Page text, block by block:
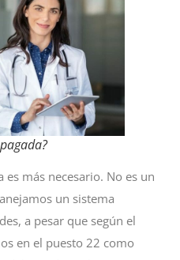
es más necesario. No es un
un sistema
a pesar que según el
en el puesto 22 como